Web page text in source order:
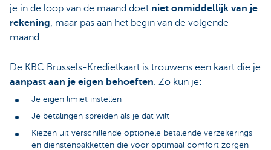
je in de loop van de maand doet niet onmiddellijk van je
rekening, maar pas aan het begin van de volgende
maand.
De KBC Brussels-Kredietkaart is trouwens een kaart die je
aanpast aan je eigen behoeften. Zo kun je:
Je eigen limiet instellen
Je betalingen spreiden als je dat wilt
Kiezen uit verschillende optionele betalende verzekerings-
en dienstenpakketten die voor optimaal comfort zorgen